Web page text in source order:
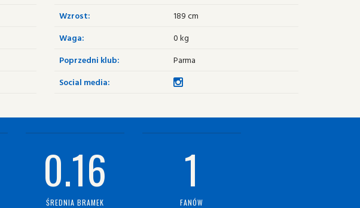
Wzrost:
189 cm
Waga:
0 kg
Poprzedni klub:
Parma
Social media:
0.16
ŚREDNIA BRAMEK
1
FANÓW